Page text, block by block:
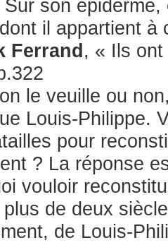
Sur son
il appartient à
Ferrand , « Ils
le veuille ou
Louis-Philippe.
pour
? La réponse
vouloir
de deux
de Louis-